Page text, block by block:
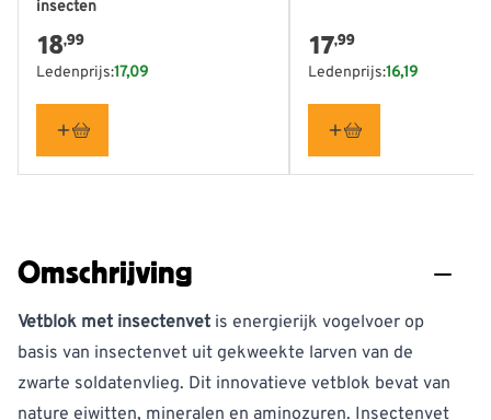
insecten
18,99
Ledenprijs:17,09
17,99
Ledenprijs:16,19
Omschrijving
Vetblok met insectenvet is energierijk vogelvoer op
basis van insectenvet uit gekweekte larven van de
zwarte soldatenvlieg. Dit innovatieve vetblok bevat van
nature eiwitten, mineralen en aminozuren. Insectenvet